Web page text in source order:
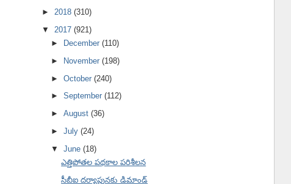
► 2018 (310)
▼ 2017 (921)
►
December(110)
►
November(198)
►October(240)
►September(112)
►August(36)
►July(24)
▼June(18)
ఎత్తిపోతల పథకాల పరిశీలన
సీబీఐ దర్యాప్తునకు డిమాండ్